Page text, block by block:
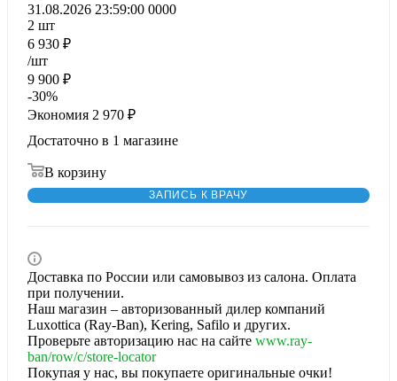
31.08.2026 23:59:00 0000
2 шт
6 930 ₽
/шт
9 900 ₽
-30%
Экономия 2 970 ₽
Достаточно в 1 магазине
В корзину
ЗАПИСЬ К ВРАЧУ
Доставка по России или самовывоз из салона. Оплата
при получении.
Наш магазин – авторизованный дилер компаний
Luxottica (Ray-Ban), Kering, Safilo и других.
Проверьте авторизацию нас на сайте www.ray-
ban/row/c/store-locator
Покупая у нас, вы покупаете оригинальные очки!